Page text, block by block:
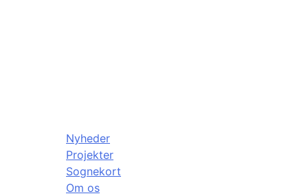
Nyheder
Projekter
Sognekort
Om os